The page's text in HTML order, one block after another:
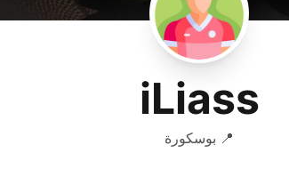
iLiass
📍 بوسكورة